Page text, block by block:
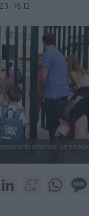
· 16:12
arrancan ya en
Twitter LinkedInMeneame